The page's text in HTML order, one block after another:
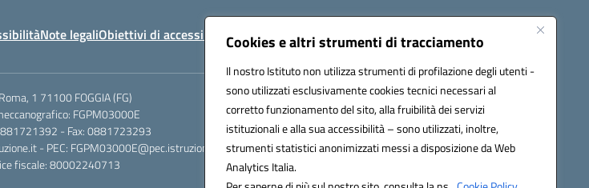
Cookies e altri strumenti di tracciamento
Il nostro Istituto non utilizza strumenti di profilazione degli utenti -
sono utilizzati esclusivamente cookies tecnici necessari al
corretto funzionamento del sito, alla fruibilità dei servizi
istituzionali e alla sua accessibilità – sono utilizzati, inoltre,
strumenti statistici anonimizzati messi a disposizione da Web
Analytics Italia.
Note legaliObiettivi di accessibilità Seguici su:
1 71100 FOGGIA (FG)
FGPM03000E
- Fax: 0881723293
- PEC: FGPM03000E@pec.istruzione.it
fiscale: 80002240713